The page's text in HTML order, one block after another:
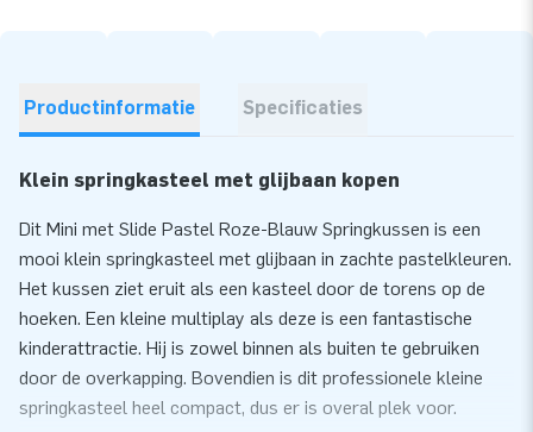
Productinformatie Specificaties
Klein springkasteel met glijbaan kopen
Dit Mini met Slide Pastel Roze-Blauw Springkussen is een
mooi klein springkasteel met glijbaan in zachte pastelkleuren.
Het kussen ziet eruit als een kasteel door de torens op de
hoeken. Een kleine multiplay als deze is een fantastische
kinderattractie. Hij is zowel binnen als buiten te gebruiken
door de overkapping. Bovendien is dit professionele kleine
springkasteel heel compact, dus er is overal plek voor.